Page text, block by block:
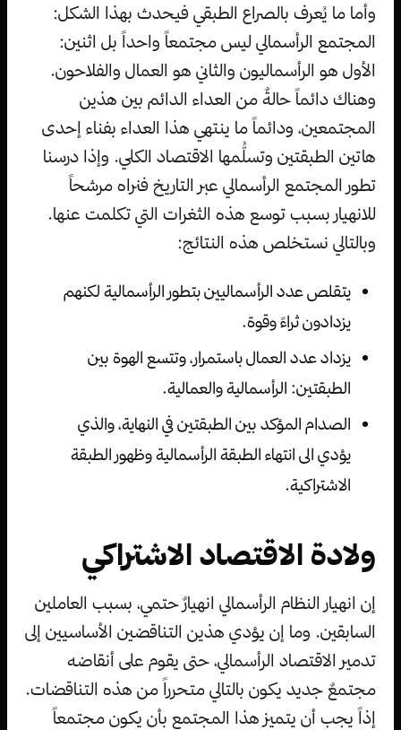
وأما ما يُعرف بالصراع الطبقي فيحدث بهذا الشكل:
المجتمع الرأسمالي ليس مجتمعاً واحداً بل اثنين:
الأول هو الرأسماليون والثاني هو العمال والفلاحون.
وهناك دائماً حالةٌ من العداء الدائم بين هذين
المجتمعين، ودائماً ما ينتهي هذا العداء بفناء إحدى
هاتين الطبقتين وتسلُّمها الاقتصاد الكلي. وإذا درسنا
تطور المجتمع الرأسمالي عبر التاريخ فنراه مرشحاً
للانهيار بسبب توسع هذه الثغرات التي تكلمت عنها.
وبالتالي نستخلص هذه النتائج:
يتقلص عدد الرأسماليين بتطور الرأسمالية لكنهم
يزدادون ثراءً وقوة.
يزداد عدد العمال باستمرار، وتتسع الهوة بين
الطبقتين: الرأسمالية والعمالية.
الصدام المؤكد بين الطبقتين في النهاية، والذي
يؤدي الى انتهاء الطبقة الرأسمالية وظهور الطبقة
الاشتراكية.
ولادة الاقتصاد الاشتراكي
إن انهيار النظام الرأسمالي انهيارٌ حتمي، بسبب العاملين
السابقين. وما إن يؤدي هذين التناقضين الأساسيين إلى
تدمير الاقتصاد الرأسمالي، حتى يقوم على أنقاضه
مجتمعٌ جديد يكون بالتالي متحرراً من هذه التناقضات.
إذاً يجب أن يتميز هذا المجتمع بأن يكون مجتمعاً